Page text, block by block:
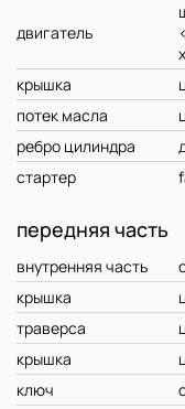
двигатель
крышка
потек масла
ребро цилиндра
стартер
передняя часть
внутренняя часть
крышка
траверса
крышка
ключ